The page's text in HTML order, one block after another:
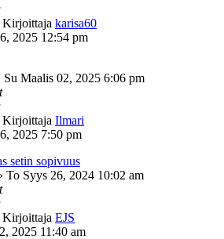
Kirjoittaja karisa60
2025 12:54 pm
Su Maalis 02, 2025 6:06 pm
Kirjoittaja Ilmari
2025 7:50 pm
setin sopivuus
To Syys 26, 2024 10:02 am
Kirjoittaja EJS
2025 11:40 am